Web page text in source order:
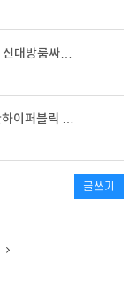
신대방룸싸…
이퍼블릭 …
글쓰기